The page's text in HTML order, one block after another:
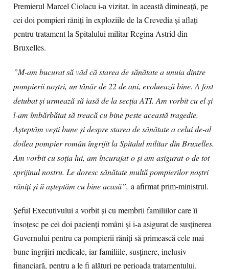
Premierul Marcel Ciolacu i-a vizitat, în această dimineață, pe
cei doi pompieri răniți în exploziile de la Crevedia și aflați
pentru tratament la Spitalului militar Regina Astrid din
Bruxelles.
”M-am bucurat să văd că starea de sănătate a unuia dintre
pompierii noștri, un tânăr de 22 de ani, evoluează bine. A fost
detubat și urmează să iasă de la secția ATI. Am vorbit cu el și
l-am îmbărbătat să treacă cu bine peste această tragedie.
Așteptăm vești bune și despre starea de sănătate a celui de-al
doilea pompier român îngrijit la Spitalul militar din Bruxelles.
Am vorbit cu soția lui, am încurajat-o și am asigurat-o de tot
sprijinul nostru. Le doresc sănătate multă pompierilor noștri
răniți și îi așteptăm cu bine acasă”, a afirmat prim-ministrul.
Șeful Executivului a vorbit și cu membrii familiilor care îi
însoțesc pe cei doi pacienți români și i-a asigurat de susținerea
Guvernului pentru ca pompierii răniți să primească cele mai
bune îngrijiri medicale, iar familiile, susținere, inclusiv
financiară, pentru a le fi alături pe perioada tratamentului.